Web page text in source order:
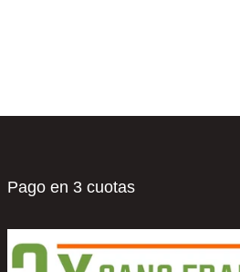
Pago en 3 cuotas